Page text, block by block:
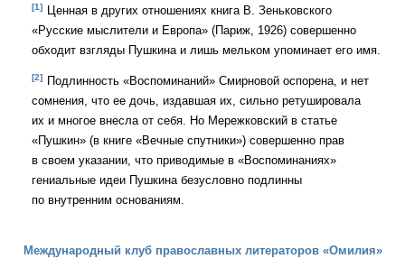
[1]
Ценная в других отношениях книга В. Зеньковского
«Русские мыслители и Европа» (Париж, 1926) совершенно
обходит взгляды Пушкина и лишь мельком упоминает его имя.
[2]
Подлинность «Воспоминаний» Смирновой оспорена, и нет
сомнения, что ее дочь, издавшая их, сильно ретушировала
их и многое внесла от себя. Но Мережковский в статье
«Пушкин» (в книге «Вечные спутники») совершенно прав
в своем указании, что приводимые в «Воспоминаниях»
гениальные идеи Пушкина безусловно подлинны
по внутренним основаниям.
Международный клуб православных литераторов «Омилия»